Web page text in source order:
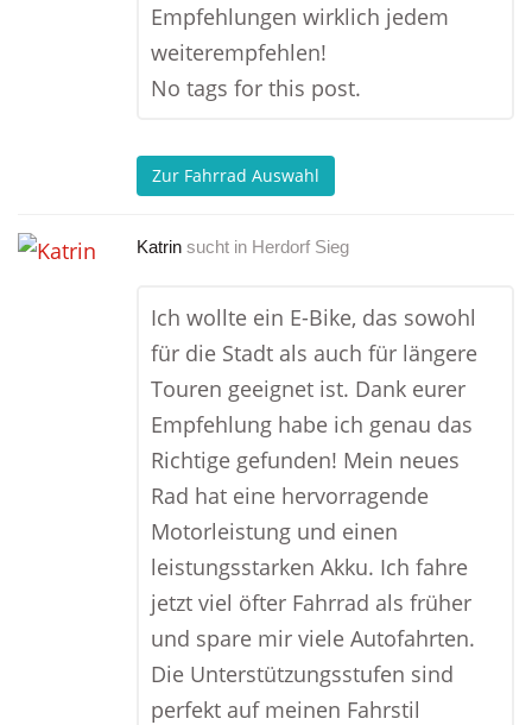
Empfehlungen wirklich jedem
weiterempfehlen!
No tags for this post.
Zur Fahrrad Auswahl
Katrin sucht in Herdorf Sieg
Ich wollte ein E-Bike, das sowohl
für die Stadt als auch für längere
Touren geeignet ist. Dank eurer
Empfehlung habe ich genau das
Richtige gefunden! Mein neues
Rad hat eine hervorragende
Motorleistung und einen
leistungsstarken Akku. Ich fahre
jetzt viel öfter Fahrrad als früher
und spare mir viele Autofahrten.
Die Unterstützungsstufen sind
perfekt auf meinen Fahrstil